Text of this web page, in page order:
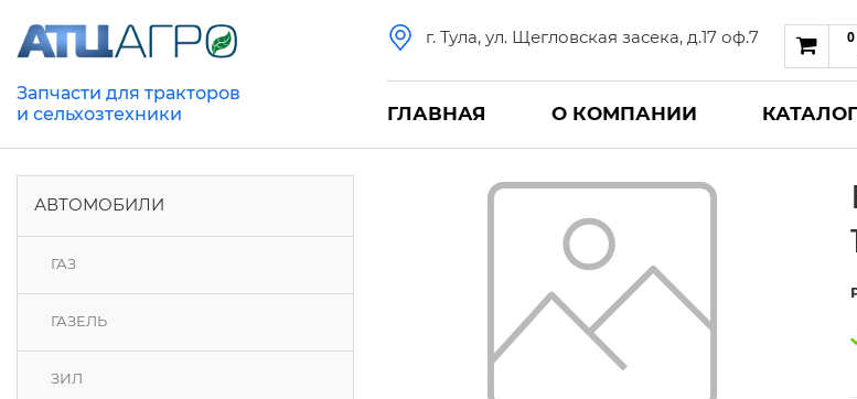
Запчасти для тракторов
и сельхозтехники
г. Тула, ул. Щегловская засека, д.17 оф.7 0
ГЛАВНАЯ О КОМПАНИИ КАТАЛОГ
АВТОМОБИЛИ
ГАЗ
ГАЗЕЛЬ
ЗИЛ